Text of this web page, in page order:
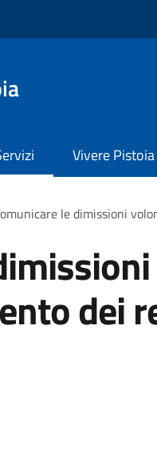
Vivere Pistoia
le dimissioni
dei